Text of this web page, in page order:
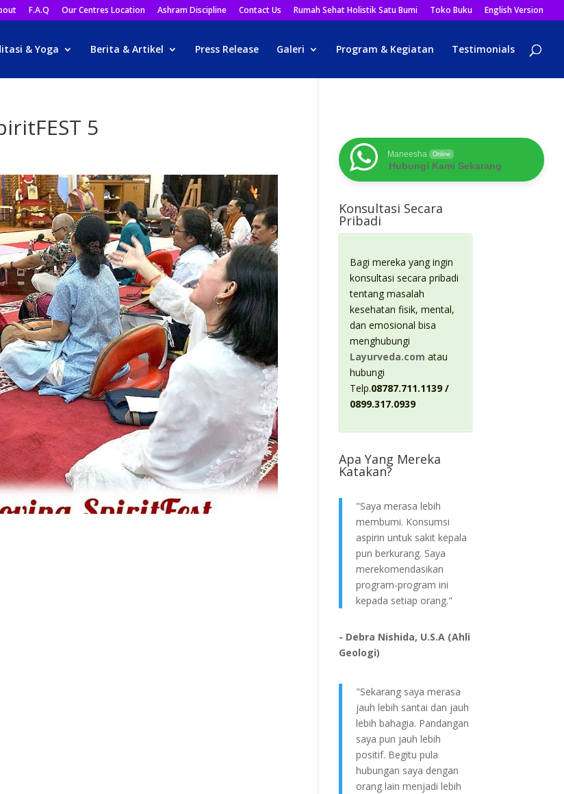
F.A.Q Our Centres Location Ashram Discipline Contact Us Rumah Sehat Holistik Satu Bumi Toko Buku English Version
& Yoga Berita & Artikel Press Release Galeri Program & Kegiatan Testimonials
5
Maneesha Online
Hubungi Kami Sekarang
Konsultasi Secara
Pribadi
Bagi mereka yang ingin
konsultasi secara pribadi
tentang masalah
kesehatan fisik, mental,
dan emosional bisa
menghubungi
Layurveda.com atau
hubungi
Telp.08787.711.1139 /
0899.317.0939
Apa Yang Mereka
Katakan?
"Saya merasa lebih
membumi. Konsumsi
aspirin untuk sakit kepala
pun berkurang. Saya
merekomendasikan
program-program ini
kepada setiap orang."
- Debra Nishida, U.S.A (Ahli
Geologi)
"Sekarang saya merasa
jauh lebih santai dan jauh
lebih bahagia. Pandangan
saya pun jauh lebih
positif. Begitu pula
hubungan saya dengan
orang lain menjadi lebih